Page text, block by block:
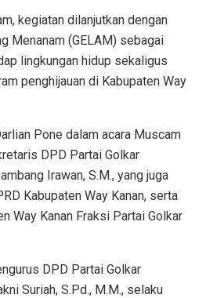
kegiatan dilanjutkan dengan
Menanam (GELAM) sebagai
lingkungan hidup sekaligus
penghijauan di Kabupaten Way
Pone dalam acara Muscam
DPD Partai Golkar
Irawan, S.M., yang juga
Kabupaten Way Kanan, serta
Way Kanan Fraksi Partai Golkar
DPD Partai Golkar
Suriah, S.Pd., M.M., selaku